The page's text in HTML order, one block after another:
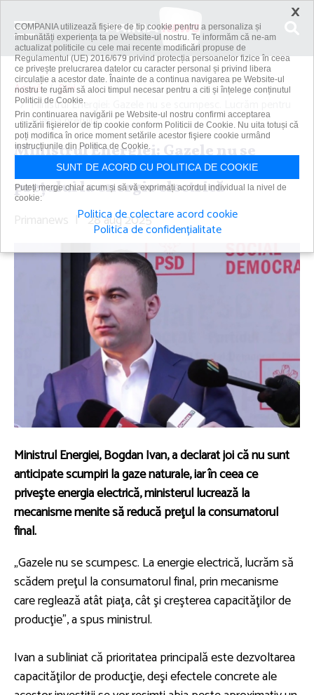
Acasă
Știri
Ministrul Energiei: Gazele nu se scumpesc. Lucrăm pentru
scăderea preţului...
Ministrul Energiei: Gazele nu se
scumpesc. Lucrăm pentru scăderea
preţului la energie electrică
Primanews | 28 aug 2025
Ministrul Energiei, Bogdan Ivan, a declarat joi că nu sunt
anticipate scumpiri la gaze naturale, iar în ceea ce
priveşte energia electrică, ministerul lucrează la
mecanisme menite să reducă preţul la consumatorul
final.
„Gazele nu se scumpesc. La energie electrică, lucrăm să
scădem preţul la consumatorul final, prin mecanisme
care reglează atât piaţa, cât şi creşterea capacităţilor de
producţie”, a spus ministrul.
Ivan a subliniat că prioritatea principală este dezvoltarea
capacităţilor de producţie, deşi efectele concrete ale
×
COMPANIA utilizează fişiere de tip cookie pentru a personaliza și
îmbunătăți experiența ta pe Website-ul nostru. Te informăm că ne-am
actualizat politicile cu cele mai recente modificări propuse de
Regulamentul (UE) 2016/679 privind protecția persoanelor fizice în ceea
ce privește prelucrarea datelor cu caracter personal și privind libera
circulație a acestor date. Înainte de a continua navigarea pe Website-ul
nostru te rugăm să aloci timpul necesar pentru a citi și înțelege conținutul
Politicii de Cookie.
Prin continuarea navigării pe Website-ul nostru confirmi acceptarea
utilizării fişierelor de tip cookie conform Politicii de Cookie. Nu uita totuși că
poți modifica în orice moment setările acestor fişiere cookie urmând
instrucțiunile din Politica de Cookie.
SUNT DE ACORD CU POLITICA DE COOKIE
Puteți merge chiar acum și să vă exprimați acordul individual la nivel de
cookie:
Politica de colectare acord cookie
Politica de confidențialitate